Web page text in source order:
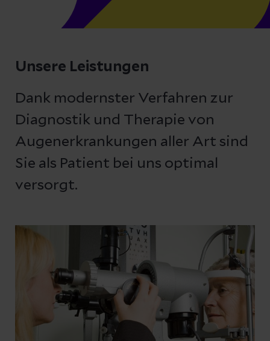
Unsere Leistungen
Dank modernster Verfahren zur
Diagnostik und Therapie von
Augenerkrankungen aller Art sind
Sie als Patient bei uns optimal
versorgt.